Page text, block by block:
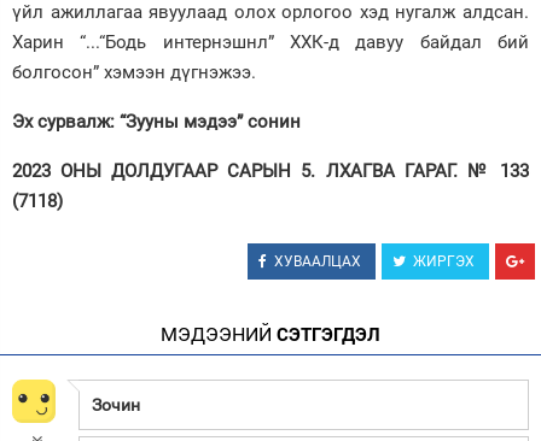
үйл ажиллагаа явуулаад олох орлогоо хэд нугалж алдсан.
Харин “...“Бодь интернэшнл” ХХК-д давуу байдал бий
болгосон” хэмээн дүгнэжээ.
Эх сурвалж: “Зууны мэдээ” сонин
2023 ОНЫ ДОЛДУГААР САРЫН 5. ЛХАГВА ГАРАГ. № 133
(7118)
ХУВААЛЦАХ ЖИРГЭХ
МЭДЭЭНИЙ СЭТГЭГДЭЛ